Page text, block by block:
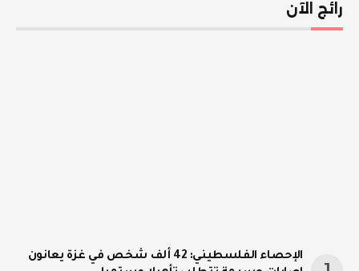
رائج الآن
الإحصاء الفلسطيني: 42 ألف شخص في غزة يعانون